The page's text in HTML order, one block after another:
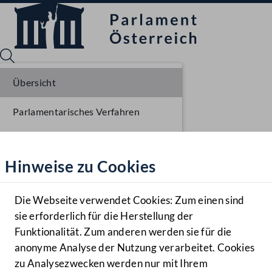
Hilfe
Benutzer
Navigationsmenü öffnen
MENÜ
Hinweise zu Cookies
Die Webseite verwendet Cookies: Zum einen sind
sie erforderlich für die Herstellung der
Funktionalität. Zum anderen werden sie für die
anonyme Analyse der Nutzung verarbeitet. Cookies
zu Analysezwecken werden nur mit Ihrem
Übersicht
Parlamentarisches Verfahren